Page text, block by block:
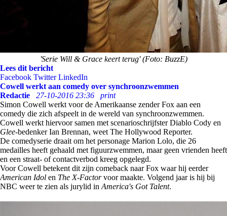
'Serie Will & Grace keert terug' (Foto: BuzzE)
Lees dit bericht
Facebook Twitter LinkedIn
Cowell werkt aan comedy over synchroonzwemmen
Redactie
27-10-2016 23:36
print
Simon Cowell werkt voor de Amerikaanse zender Fox aan een
comedy die zich afspeelt in de wereld van synchroonzwemmen.
Cowell werkt hiervoor samen met scenarioschrijfster Diablo Cody en
Glee-bedenker Ian Brennan, weet The Hollywood Reporter.
De comedyserie draait om het personage Marion Lolo, die 26
medailles heeft gehaald met figuurzwemmen, maar geen vrienden heeft
en een straat- of contactverbod kreeg opgelegd.
Voor Cowell betekent dit zijn comeback naar Fox waar hij eerder
American Idol en The X-Factorvoor maakte. Volgend jaar is hij bij
NBC weer te zien als jurylid in America's Got Talent.